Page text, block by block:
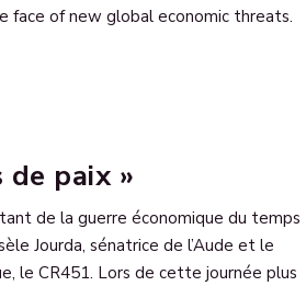
face of new global economic threats.
paix »
de la guerre économique du temps
Jourda, sénatrice de l’Aude et le
le CR451. Lors de cette journée plus